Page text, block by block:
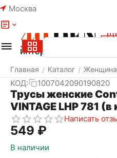
Москва
Главная / Каталог /
КОД: 1007042090190820
Трусы женские
VINTAGE LHP 781
Написать
‍549‍ ₽
В наличии
Меню